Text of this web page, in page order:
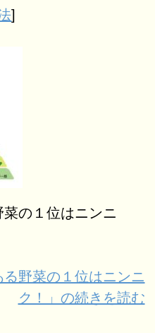
]
の１位はニンニ
る野菜の１位はニンニ
ク！」の続きを読む